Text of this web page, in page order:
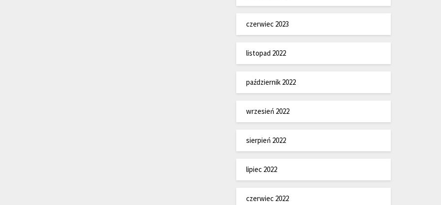
czerwiec 2023
listopad 2022
październik 2022
wrzesień 2022
sierpień 2022
lipiec 2022
czerwiec 2022